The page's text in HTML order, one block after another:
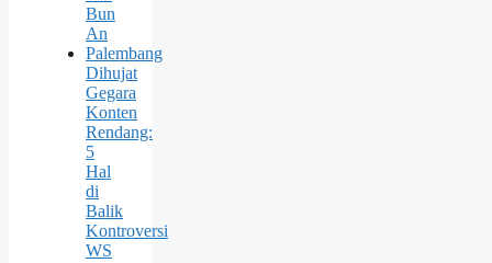
Bun
An
Palembang
Dihujat
Gegara
Konten
Rendang:
5
Hal
di
Balik
Kontroversi
WS